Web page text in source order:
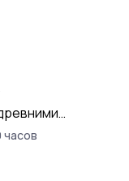
к
метрового
часов